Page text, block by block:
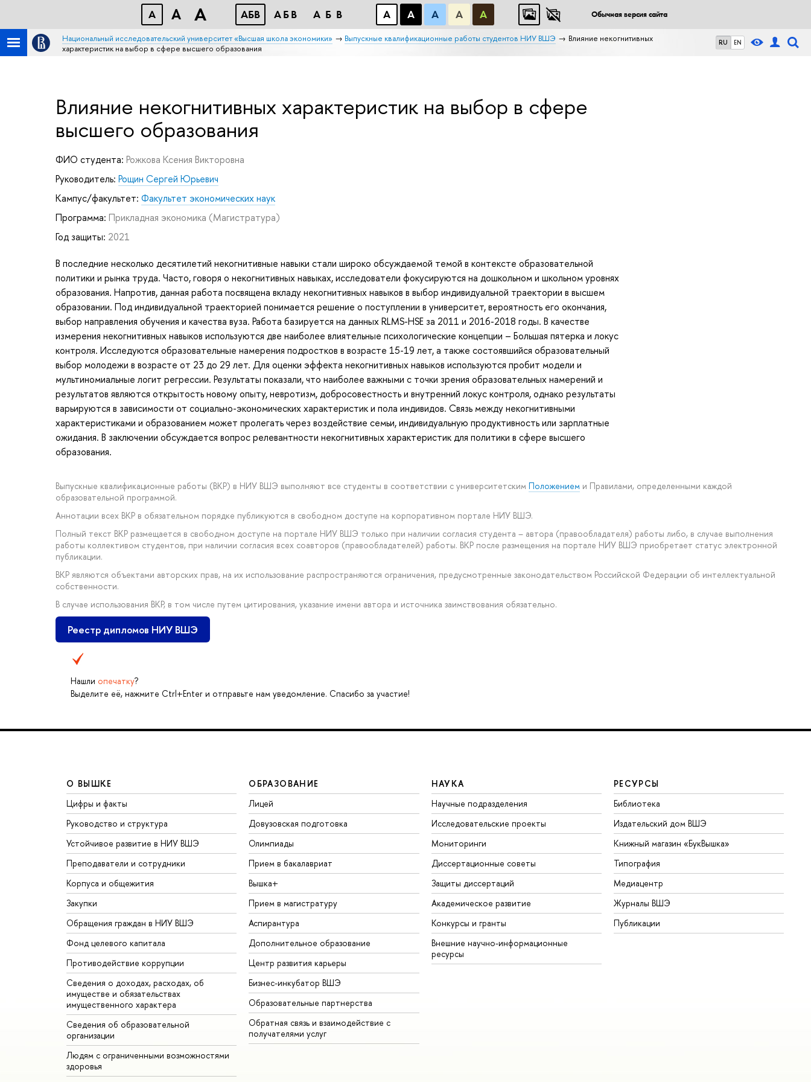
A A A АБB АБB АБB А А А А А Обычная версия сайта
RU EN
Национальный исследовательский университет «Высшая школа экономики» Выпускные квалификационные работы студентов НИУ ВШЭ
Влияние некогнитивных
характеристик на выбор в сфере высшего образования
Нашли опечатку?
Выделите её, нажмите Ctrl+Enter и отправьте нам уведомление. Спасибо за участие!
Влияние некогнитивных характеристик на выбор в сфере
высшего образования
ФИО студента: Рожкова Ксения Викторовна
Руководитель: Рощин Сергей Юрьевич
Кампус/факультет: Факультет экономических наук
Программа: Прикладная экономика (Магистратура)
Год защиты: 2021
В последние несколько десятилетий некогнитивные навыки стали широко обсуждаемой темой в контексте образовательной
политики и рынка труда. Часто, говоря о некогнитивных навыках, исследователи фокусируются на дошкольном и школьном уровнях
образования. Напротив, данная работа посвящена вкладу некогнитивных навыков в выбор индивидуальной траектории в высшем
образовании. Под индивидуальной траекторией понимается решение о поступлении в университет, вероятность его окончания,
выбор направления обучения и качества вуза. Работа базируется на данных RLMS-HSE за 2011 и 2016-2018 годы. В качестве
измерения некогнитивных навыков используются две наиболее влиятельные психологические концепции – Большая пятерка и локус
контроля. Исследуются образовательные намерения подростков в возрасте 15-19 лет, а также состоявшийся образовательный
выбор молодежи в возрасте от 23 до 29 лет. Для оценки эффекта некогнитивных навыков используются пробит модели и
мультиномиальные логит регрессии. Результаты показали, что наиболее важными с точки зрения образовательных намерений и
результатов являются открытость новому опыту, невротизм, добросовестность и внутренний локус контроля, однако результаты
варьируются в зависимости от социально-экономических характеристик и пола индивидов. Связь между некогнитивными
характеристиками и образованием может пролегать через воздействие семьи, индивидуальную продуктивность или зарплатные
ожидания. В заключении обсуждается вопрос релевантности некогнитивных характеристик для политики в сфере высшего
образования.
Выпускные квалификационные работы (ВКР) в НИУ ВШЭ выполняют все студенты в соответствии с университетским Положением и Правилами, определенными каждой
образовательной программой.
Аннотации всех ВКР в обязательном порядке публикуются в свободном доступе на корпоративном портале НИУ ВШЭ.
Полный текст ВКР размещается в свободном доступе на портале НИУ ВШЭ только при наличии согласия студента – автора (правообладателя) работы либо, в случае выполнения
работы коллективом студентов, при наличии согласия всех соавторов (правообладателей) работы. ВКР после размещения на портале НИУ ВШЭ приобретает статус электронной
публикации.
ВКР являются объектами авторских прав, на их использование распространяются ограничения, предусмотренные законодательством Российской Федерации об интеллектуальной
собственности.
В случае использования ВКР, в том числе путем цитирования, указание имени автора и источника заимствования обязательно.
Реестр дипломов НИУ ВШЭ
О ВЫШКЕ
Цифры и факты
Руководство и структура
Устойчивое развитие в НИУ ВШЭ
Преподаватели и сотрудники
Корпуса и общежития
Закупки
Обращения граждан в НИУ ВШЭ
Фонд целевого капитала
Противодействие коррупции
Сведения о доходах, расходах, об
имуществе и обязательствах
имущественного характера
Сведения об образовательной
организации
Людям с ограниченными возможностями
здоровья
ОБРАЗОВАНИЕ
Лицей
Довузовская подготовка
Олимпиады
Прием в бакалавриат
Вышка+
Прием в магистратуру
Аспирантура
Дополнительное образование
Центр развития карьеры
Бизнес-инкубатор ВШЭ
Образовательные партнерства
Обратная связь и взаимодействие с
получателями услуг
НАУКА
Научные подразделения
Исследовательские проекты
Мониторинги
Диссертационные советы
Защиты диссертаций
Академическое развитие
Конкурсы и гранты
Внешние научно-информационные
ресурсы
РЕСУРСЫ
Библиотека
Издательский дом ВШЭ
Книжный магазин «БукВышка»
Типография
Медиацентр
Журналы ВШЭ
Публикации